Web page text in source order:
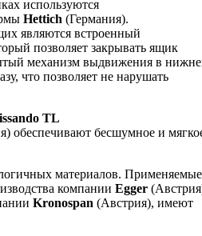
используются
Hettich (Германия).
являются встроенный
позволяет закрывать ящик
механизм выдвижения в
что позволяет не нарушать
TL
обеспечивают бесшумное и
материалов. Применяемые
компании Egger
Kronospan (Австрия), имеют